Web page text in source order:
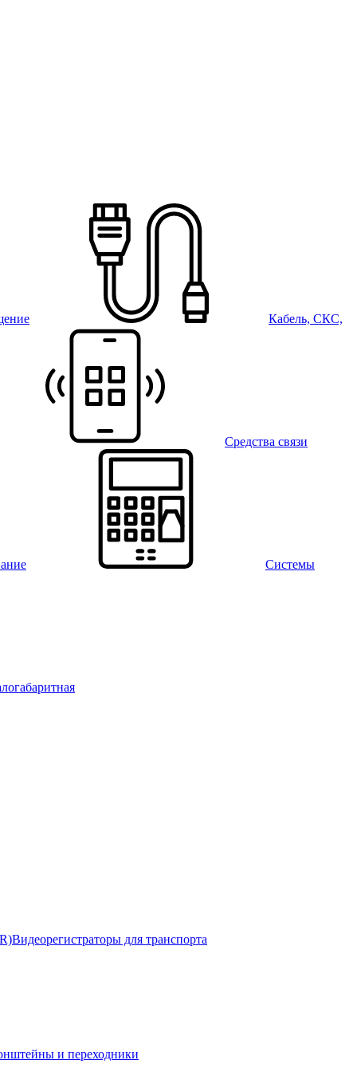
Кабель, СКС,
Средства связи
Системы
Видеорегистраторы для транспорта
и переходники